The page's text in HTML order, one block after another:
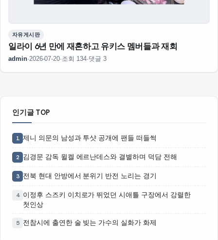
자유게시판
일라이 6년 만에 재혼하고 유키스 멤버들과 재회
admin·2026-07-20·조회 134·댓글 3
인기글 TOP
1 제니 의문의 남성과 투샷 공개에 팬들 떠들썩
2 김경문 감독 윌켈 에르난데스와 결별하며 덕담 전해
3 전북 현대 안방에서 분위기 반전 노리는 경기
4 이정후 스즈키 이치로가 뛰었던 시애틀 구장에서 강렬한
첫인상
5 전참시에 출연한 술 빚는 가수의 실화가 화제